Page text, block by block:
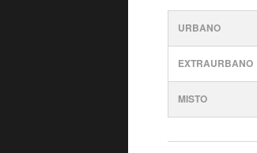
URBANO
EXTRAURBANO
MISTO